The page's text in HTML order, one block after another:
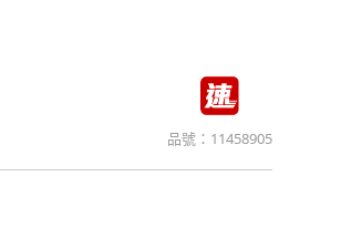
品號： 11458905